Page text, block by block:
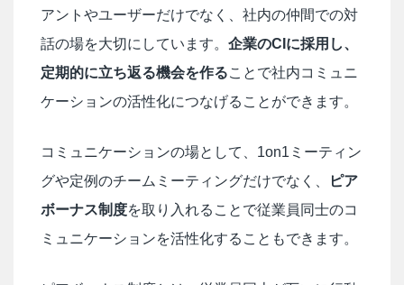
アントやユーザーだけでなく、社内の仲間での対
話の場を大切にしています。 企業のCIに採用し、
定期的に立ち返る機会を作ることで社内コミュニ
ケーションの活性化につなげることができます。
コミュニケーションの場として、1on1ミーティン
グや定例のチームミーティングだけでなく、
ピア
ボーナス制度を取り入れることで従業員同士のコ
ミュニケーションを活性化することもできます。